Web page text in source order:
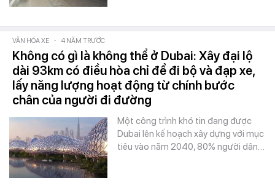
VĂN HÓA XE - 4 NĂM TRƯỚC
Không có gì là không thể ở Dubai: Xây đại lộ
dài 93km có điều hòa chỉ để đi bộ và đạp xe,
lấy năng lượng hoạt động từ chính bước
chân của người đi đường
Một công trình khó tin đang được
Dubai lên kế hoạch xây dựng với mục
tiêu vào năm 2040, 80% người dân…